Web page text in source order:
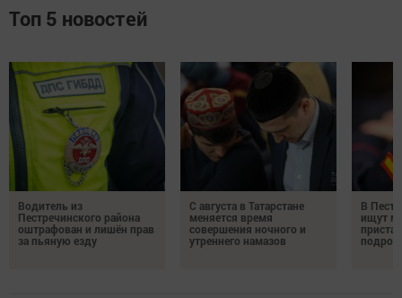
Топ 5 новостей
Водитель из
Пестречинского района
оштрафован и лишён прав
за пьяную езду
С августа в Татарстане
меняется время
совершения ночного и
утреннего намазов
В
ищут